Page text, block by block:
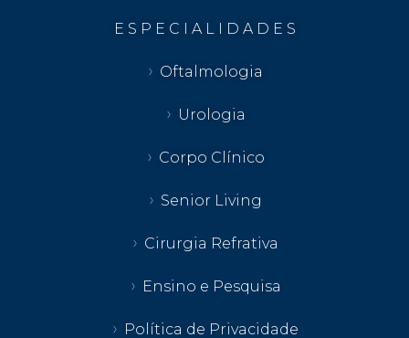
E S P E C I A L I D A D E S
Oftalmologia
Urologia
Corpo Clínico
Senior Living
Cirurgia Refrativa
Ensino e Pesquisa
Política de Privacidade